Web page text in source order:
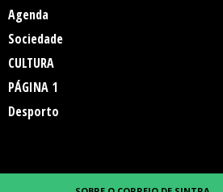
Agenda
Sociedade
CULTURA
PÁGINA 1
Desporto